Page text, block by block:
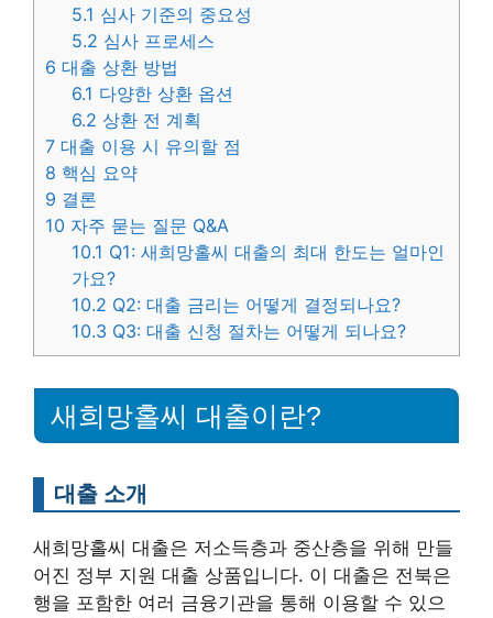
5.1 심사 기준의 중요성
5.2 심사 프로세스
6 대출 상환 방법
6.1 다양한 상환 옵션
6.2 상환 전 계획
7 대출 이용 시 유의할 점
8 핵심 요약
9 결론
10 자주 묻는 질문 Q&A
10.1 Q1: 새희망홀씨 대출의 최대 한도는 얼마인
가요?
10.2 Q2: 대출 금리는 어떻게 결정되나요?
10.3 Q3: 대출 신청 절차는 어떻게 되나요?
새희망홀씨 대출이란?
대출 소개
새희망홀씨 대출은 저소득층과 중산층을 위해 만들
어진 정부 지원 대출 상품입니다. 이 대출은 전북은
행을 포함한 여러 금융기관을 통해 이용할 수 있으